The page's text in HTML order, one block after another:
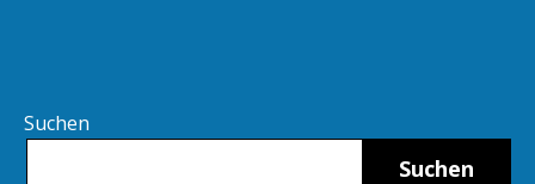
Suchen
Suchen